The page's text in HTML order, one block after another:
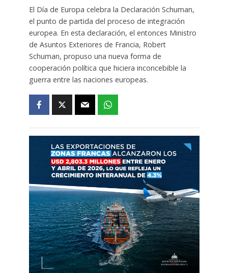
El Día de Europa celebra la Declaración Schuman,
el punto de partida del proceso de integración
europea. En esta declaración, el entonces Ministro
de Asuntos Exteriores de Francia, Robert
Schuman, propuso una nueva forma de
cooperación política que hiciera inconcebible la
guerra entre las naciones europeas.